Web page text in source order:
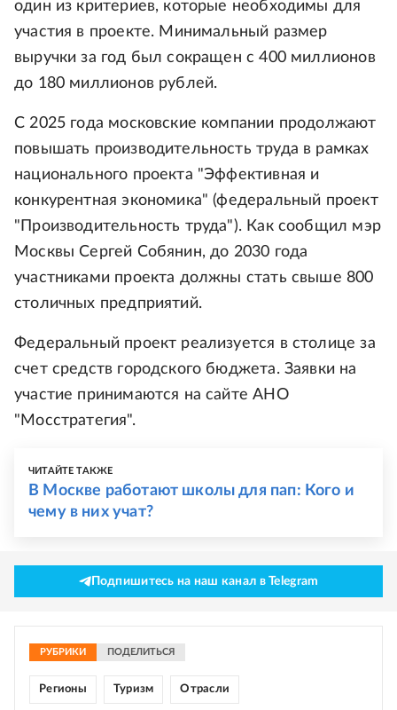
один из критериев, которые необходимы для
участия в проекте. Минимальный размер
выручки за год был сокращен с 400 миллионов
до 180 миллионов рублей.
С 2025 года московские компании продолжают
повышать производительность труда в рамках
национального проекта "Эффективная и
конкурентная экономика" (федеральный проект
"Производительность труда"). Как сообщил мэр
Москвы Сергей Собянин, до 2030 года
участниками проекта должны стать свыше 800
столичных предприятий.
Федеральный проект реализуется в столице за
счет средств городского бюджета. Заявки на
участие принимаются на сайте АНО
"Мосстратегия".
ЧИТАЙТЕ ТАКЖЕ
В Москве работают школы для пап: Кого и
чему в них учат?
Подпишитесь на наш канал в Telegram
РУБРИКИ ПОДЕЛИТЬСЯ
Регионы Туризм Отрасли